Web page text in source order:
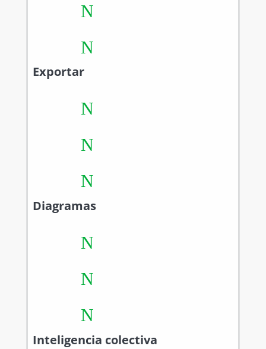
N
N
Exportar
N
N
N
Diagramas
N
N
N
Inteligencia colectiva